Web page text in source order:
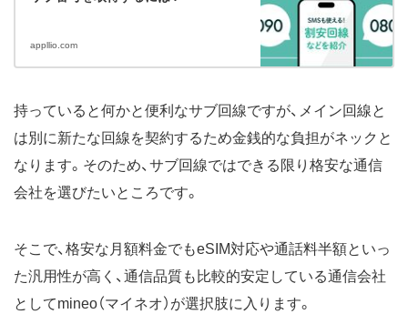
appllio.com
持っていると何かと便利なサブ回線ですが、メイン回線と
は別に新たな回線を契約するため金銭的な負担がネックと
なります。そのため、サブ回線ではできる限り格安な通信
会社を選びたいところです。
そこで、格安な月額料金でもeSIM対応や通話料半額といっ
た汎用性が高く、通信品質も比較的安定している通信会社
としてmineo（マイネオ）が選択肢に入ります。